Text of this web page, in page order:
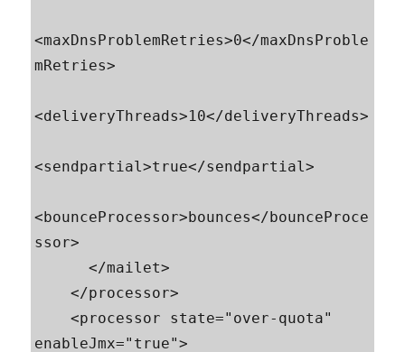
<maxDnsProblemRetries>0</maxDnsProble
mRetries>
<deliveryThreads>10</deliveryThreads>
<sendpartial>true</sendpartial>
<bounceProcessor>bounces</bounceProce
ssor>
      </mailet>
    </processor>
    <processor state="over-quota"
enableJmx="true">